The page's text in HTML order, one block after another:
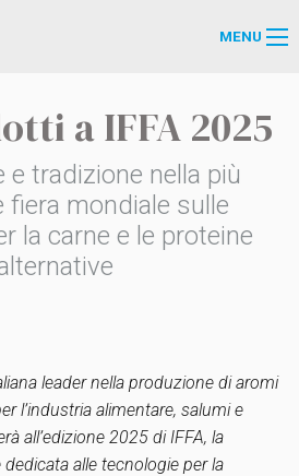
MENU
a IFFA 2025
e tradizione nella più
fiera mondiale sulle
la carne e le proteine
leader nella produzione di aromi
l’industria alimentare, salumi e
all’edizione 2025 di IFFA, la
alle tecnologie per la